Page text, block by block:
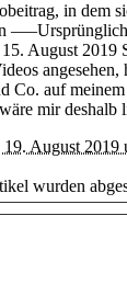
in dem
August 2019
angesehen,
Co. auf
mir
August 2019
wurden